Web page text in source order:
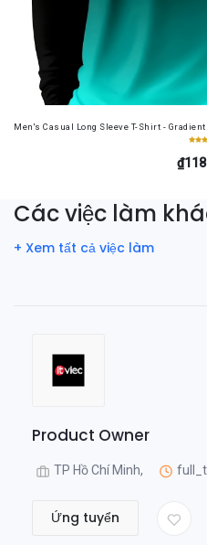
Men's Casual Long Sleeve T-Shirt -
Các việc làm
+ Xem tất cả việc làm
Product Owner
TP Hồ Chí Minh,
Ứng tuyển